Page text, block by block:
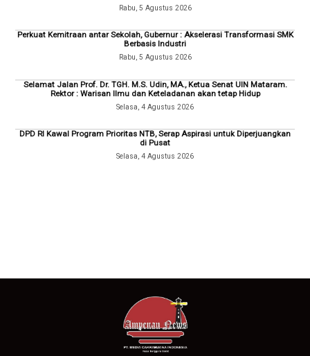
Rabu, 5 Agustus 2026
Perkuat Kemitraan antar Sekolah, Gubernur : Akselerasi Transformasi SMK
Berbasis Industri
Rabu, 5 Agustus 2026
Selamat Jalan Prof. Dr. TGH. M.S. Udin, MA., Ketua Senat UIN Mataram.
Rektor : Warisan Ilmu dan Keteladanan akan tetap Hidup
Selasa, 4 Agustus 2026
DPD RI Kawal Program Prioritas NTB, Serap Aspirasi untuk Diperjuangkan
di Pusat
Selasa, 4 Agustus 2026